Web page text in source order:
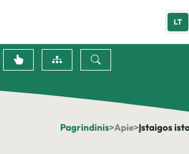
LT
Pagrindinis>Apie>Įstaigos